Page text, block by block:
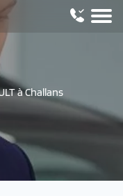
à Challans